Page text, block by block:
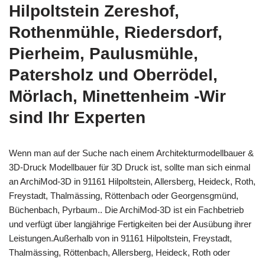
Hilpoltstein Zereshof,
Rothenmühle, Riedersdorf,
Pierheim, Paulusmühle,
Patersholz und Oberrödel,
Mörlach, Minettenheim -Wir
sind Ihr Experten
Wenn man auf der Suche nach einem Architekturmodellbauer &
3D-Druck Modellbauer für 3D Druck ist, sollte man sich einmal
an ArchiMod-3D in 91161 Hilpoltstein, Allersberg, Heideck, Roth,
Freystadt, Thalmässing, Röttenbach oder Georgensgmünd,
Büchenbach, Pyrbaum.. Die ArchiMod-3D ist ein Fachbetrieb
und verfügt über langjährige Fertigkeiten bei der Ausübung ihrer
Leistungen.Außerhalb von in 91161 Hilpoltstein, Freystadt,
Thalmässing, Röttenbach, Allersberg, Heideck, Roth oder